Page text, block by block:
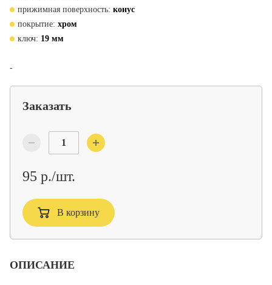
прижимная поверхность: конус
покрытие: хром
ключ: 19 мм
-
Заказать
95 р./шт.
В корзину
ОПИСАНИЕ